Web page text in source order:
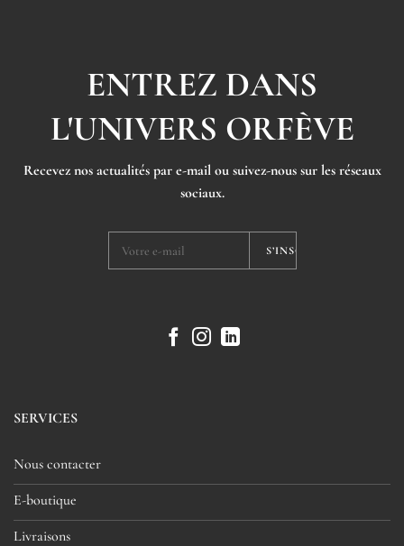
ENTREZ DANS
L'UNIVERS ORFÈVE
Recevez nos actualités par e-mail ou suivez-nous sur les réseaux
sociaux.
SERVICES
Nous contacter
E-boutique
Livraisons